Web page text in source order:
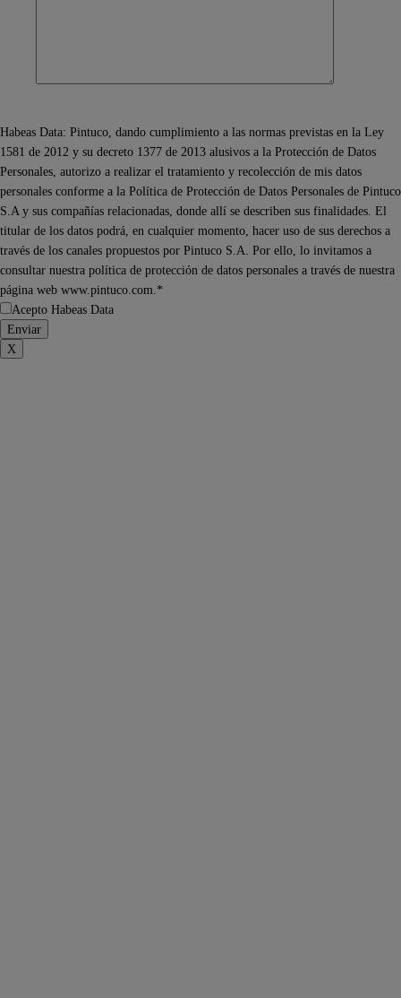
Habeas Data: Pintuco, dando cumplimiento a las normas previstas en la Ley
1581 de 2012 y su decreto 1377 de 2013 alusivos a la Protección de Datos
Personales, autorizo a realizar el tratamiento y recolección de mis datos
personales conforme a la Política de Protección de Datos Personales de Pintuco
S.A y sus compañías relacionadas, donde allí se describen sus finalidades. El
titular de los datos podrá, en cualquier momento, hacer uso de sus derechos a
través de los canales propuestos por Pintuco S.A. Por ello, lo invitamos a
consultar nuestra política de protección de datos personales a través de nuestra
página web www.pintuco.com.*
Acepto Habeas Data
X